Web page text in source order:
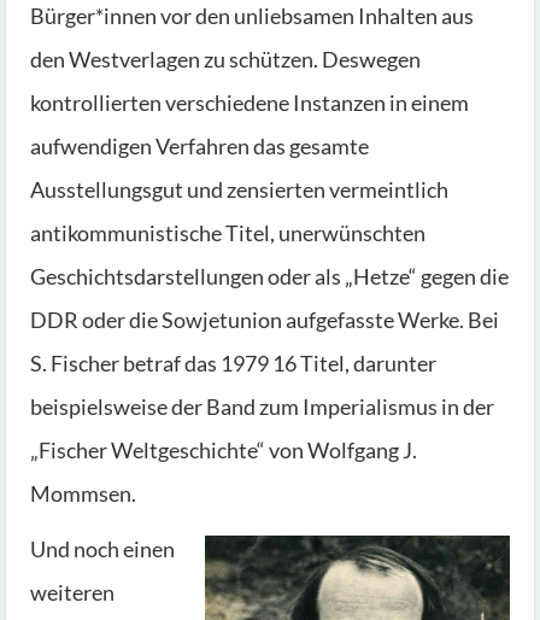
Bürger*innen vor den unliebsamen Inhalten aus
den Westverlagen zu schützen. Deswegen
kontrollierten verschiedene Instanzen in einem
aufwendigen Verfahren das gesamte
Ausstellungsgut und zensierten vermeintlich
antikommunistische Titel, unerwünschten
Geschichtsdarstellungen oder als „Hetze“ gegen die
DDR oder die Sowjetunion aufgefasste Werke. Bei
S. Fischer betraf das 1979 16 Titel, darunter
beispielsweise der Band zum Imperialismus in der
„Fischer Weltgeschichte“ von Wolfgang J.
Mommsen.
Und noch einen
weiteren